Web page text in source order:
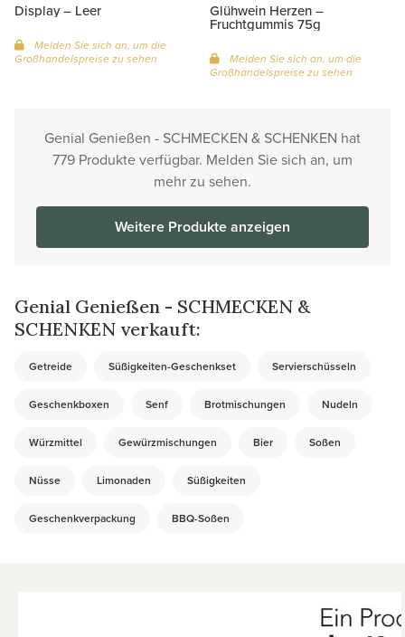
Display – Leer
Melden Sie sich an, um die
Großhandelspreise zu sehen
Glühwein Herzen –
Fruchtgummis 75g
Melden Sie sich an, um die
Großhandelspreise zu sehen
Genial Genießen - SCHMECKEN & SCHENKEN hat
779 Produkte verfügbar. Melden Sie sich an, um
mehr zu sehen.
Weitere Produkte anzeigen
Genial Genießen - SCHMECKEN &
SCHENKEN verkauft:
Getreide Süßigkeiten-Geschenkset Servierschüsseln
Geschenkboxen Senf Brotmischungen Nudeln
Würzmittel Gewürzmischungen Bier Soßen
Nüsse Limonaden Süßigkeiten
Geschenkverpackung BBQ-Soßen